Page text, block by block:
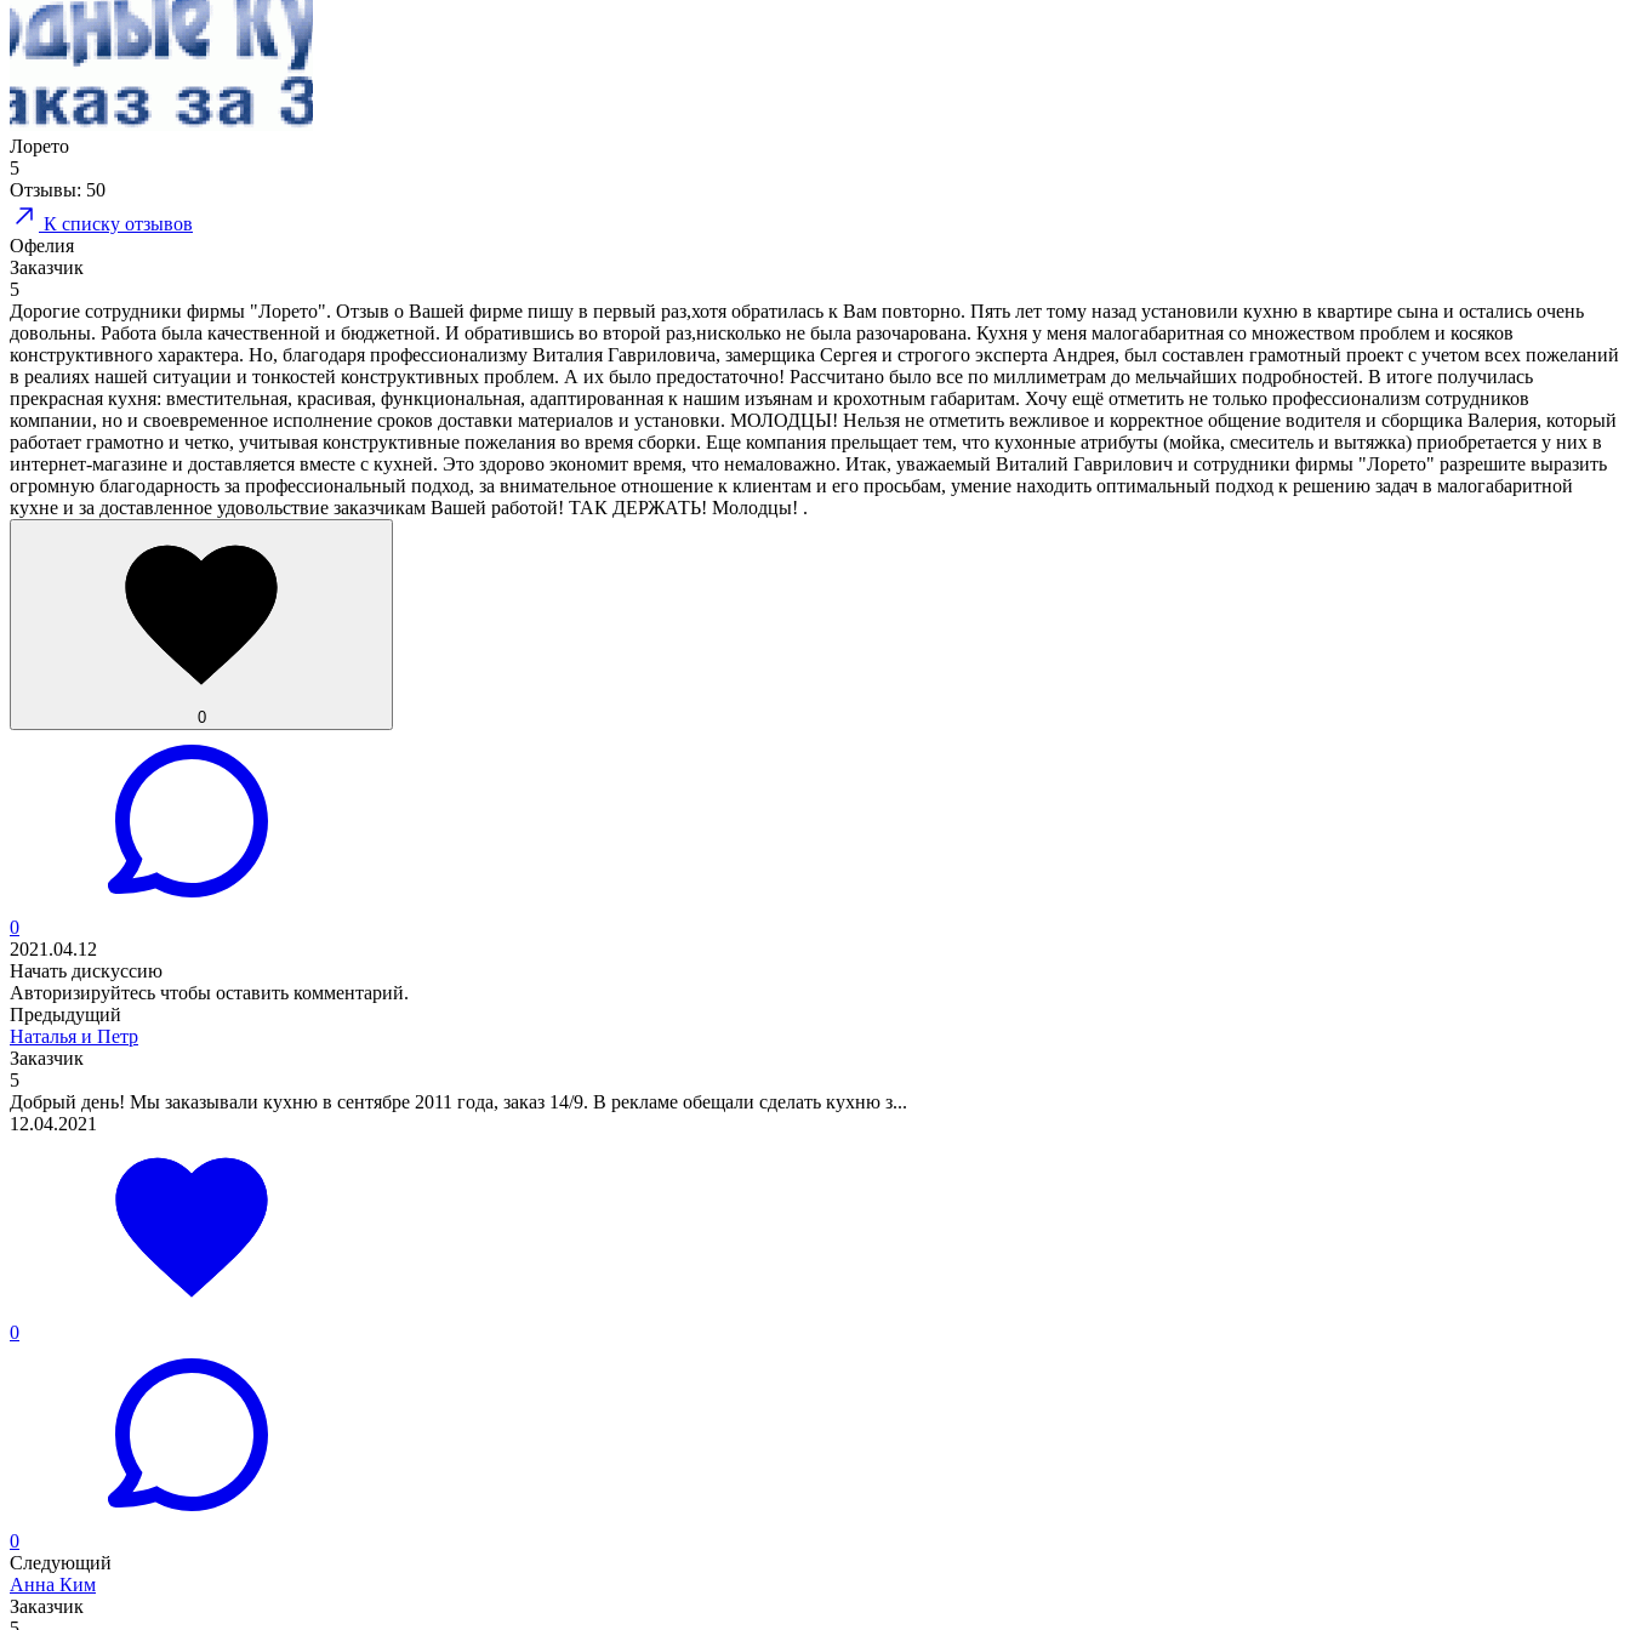
Лорето
5
Отзывы: 50
К списку отзывов
Офелия
Заказчик
5
Дорогие сотрудники фирмы "Лорето". Отзыв о Вашей фирме пишу в первый раз,хотя обратилась к Вам повторно. Пять лет тому назад установили кухню в квартире сына и остались очень
довольны. Работа была качественной и бюджетной. И обратившись во второй раз,нисколько не была разочарована. Кухня у меня малогабаритная со множеством проблем и косяков
конструктивного характера. Но, благодаря профессионализму Виталия Гавриловича, замерщика Сергея и строгого эксперта Андрея, был составлен грамотный проект с учетом всех пожеланий
в реалиях нашей ситуации и тонкостей конструктивных проблем. А их было предостаточно! Рассчитано было все по миллиметрам до мельчайших подробностей. В итоге получилась
прекрасная кухня: вместительная, красивая, функциональная, адаптированная к нашим изъянам и крохотным габаритам. Хочу ещё отметить не только профессионализм сотрудников
компании, но и своевременное исполнение сроков доставки материалов и установки. МОЛОДЦЫ! Нельзя не отметить вежливое и корректное общение водителя и сборщика Валерия, который
работает грамотно и четко, учитывая конструктивные пожелания во время сборки. Еще компания прельщает тем, что кухонные атрибуты (мойка, смеситель и вытяжка) приобретается у них в
интернет-магазине и доставляется вместе с кухней. Это здорово экономит время, что немаловажно. Итак, уважаемый Виталий Гаврилович и сотрудники фирмы "Лорето" разрешите выразить
огромную благодарность за профессиональный подход, за внимательное отношение к клиентам и его просьбам, умение находить оптимальный подход к решению задач в малогабаритной
кухне и за доставленное удовольствие заказчикам Вашей работой! ТАК ДЕРЖАТЬ! Молодцы! .
0
0
2021.04.12
Начать дискуссию
Авторизируйтесь чтобы оставить комментарий.
Предыдущий
Наталья и Петр
Заказчик
5
Добрый день! Мы заказывали кухню в сентябре 2011 года, заказ 14/9. В рекламе обещали сделать кухню з...
12.04.2021
0
0
Следующий
Анна Ким
Заказчик